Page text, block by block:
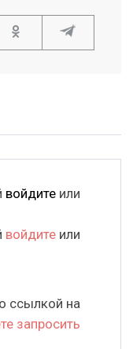
войдите или
войдите или
ссылкой на
запросить